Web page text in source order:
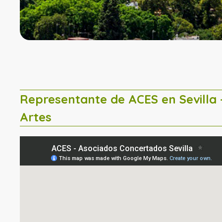
Representante de ACES en
Artes